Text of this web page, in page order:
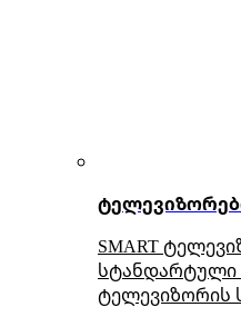
SMART
სტანდარტული
ტელევიზორის